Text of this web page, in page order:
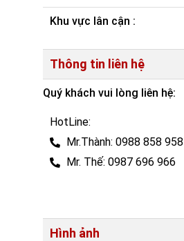
Khu vực lân cận :
Thông tin liên hệ
Quý khách vui lòng liên hệ:
HotLine:
Mr.Thành: 0988 858 958
Mr. Thế: 0987 696 966
Hình ảnh